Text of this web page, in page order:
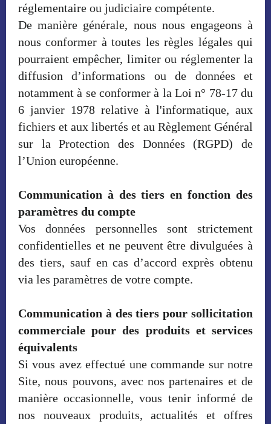
réglementaire ou judiciaire compétente.
De manière générale, nous nous engageons à
nous conformer à toutes les règles légales qui
pourraient empêcher, limiter ou réglementer la
diffusion d’informations ou de données et
notamment à se conformer à la Loi n° 78-17 du
6 janvier 1978 relative à l'informatique, aux
fichiers et aux libertés et au Règlement Général
sur la Protection des Données (RGPD) de
l’Union européenne.
Communication à des tiers en fonction des
paramètres du compte
Vos données personnelles sont strictement
confidentielles et ne peuvent être divulguées à
des tiers, sauf en cas d’accord exprès obtenu
via les paramètres de votre compte.
Communication à des tiers pour sollicitation
commerciale pour des produits et services
équivalents
Si vous avez effectué une commande sur notre
Site, nous pouvons, avec nos partenaires et de
manière occasionnelle, vous tenir informé de
nos nouveaux produits, actualités et offres